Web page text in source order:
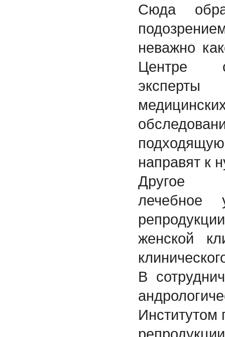
Сюда
неважно
Центре
направят к
Другое
лечебное
женской
В
Институтом